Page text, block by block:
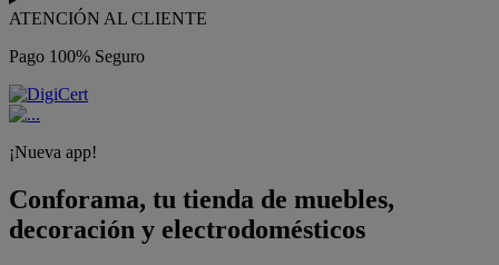
ATENCIÓN AL CLIENTE
Pago 100% Seguro
¡Nueva app!
Conforama, tu tienda de muebles,
decoración y electrodomésticos